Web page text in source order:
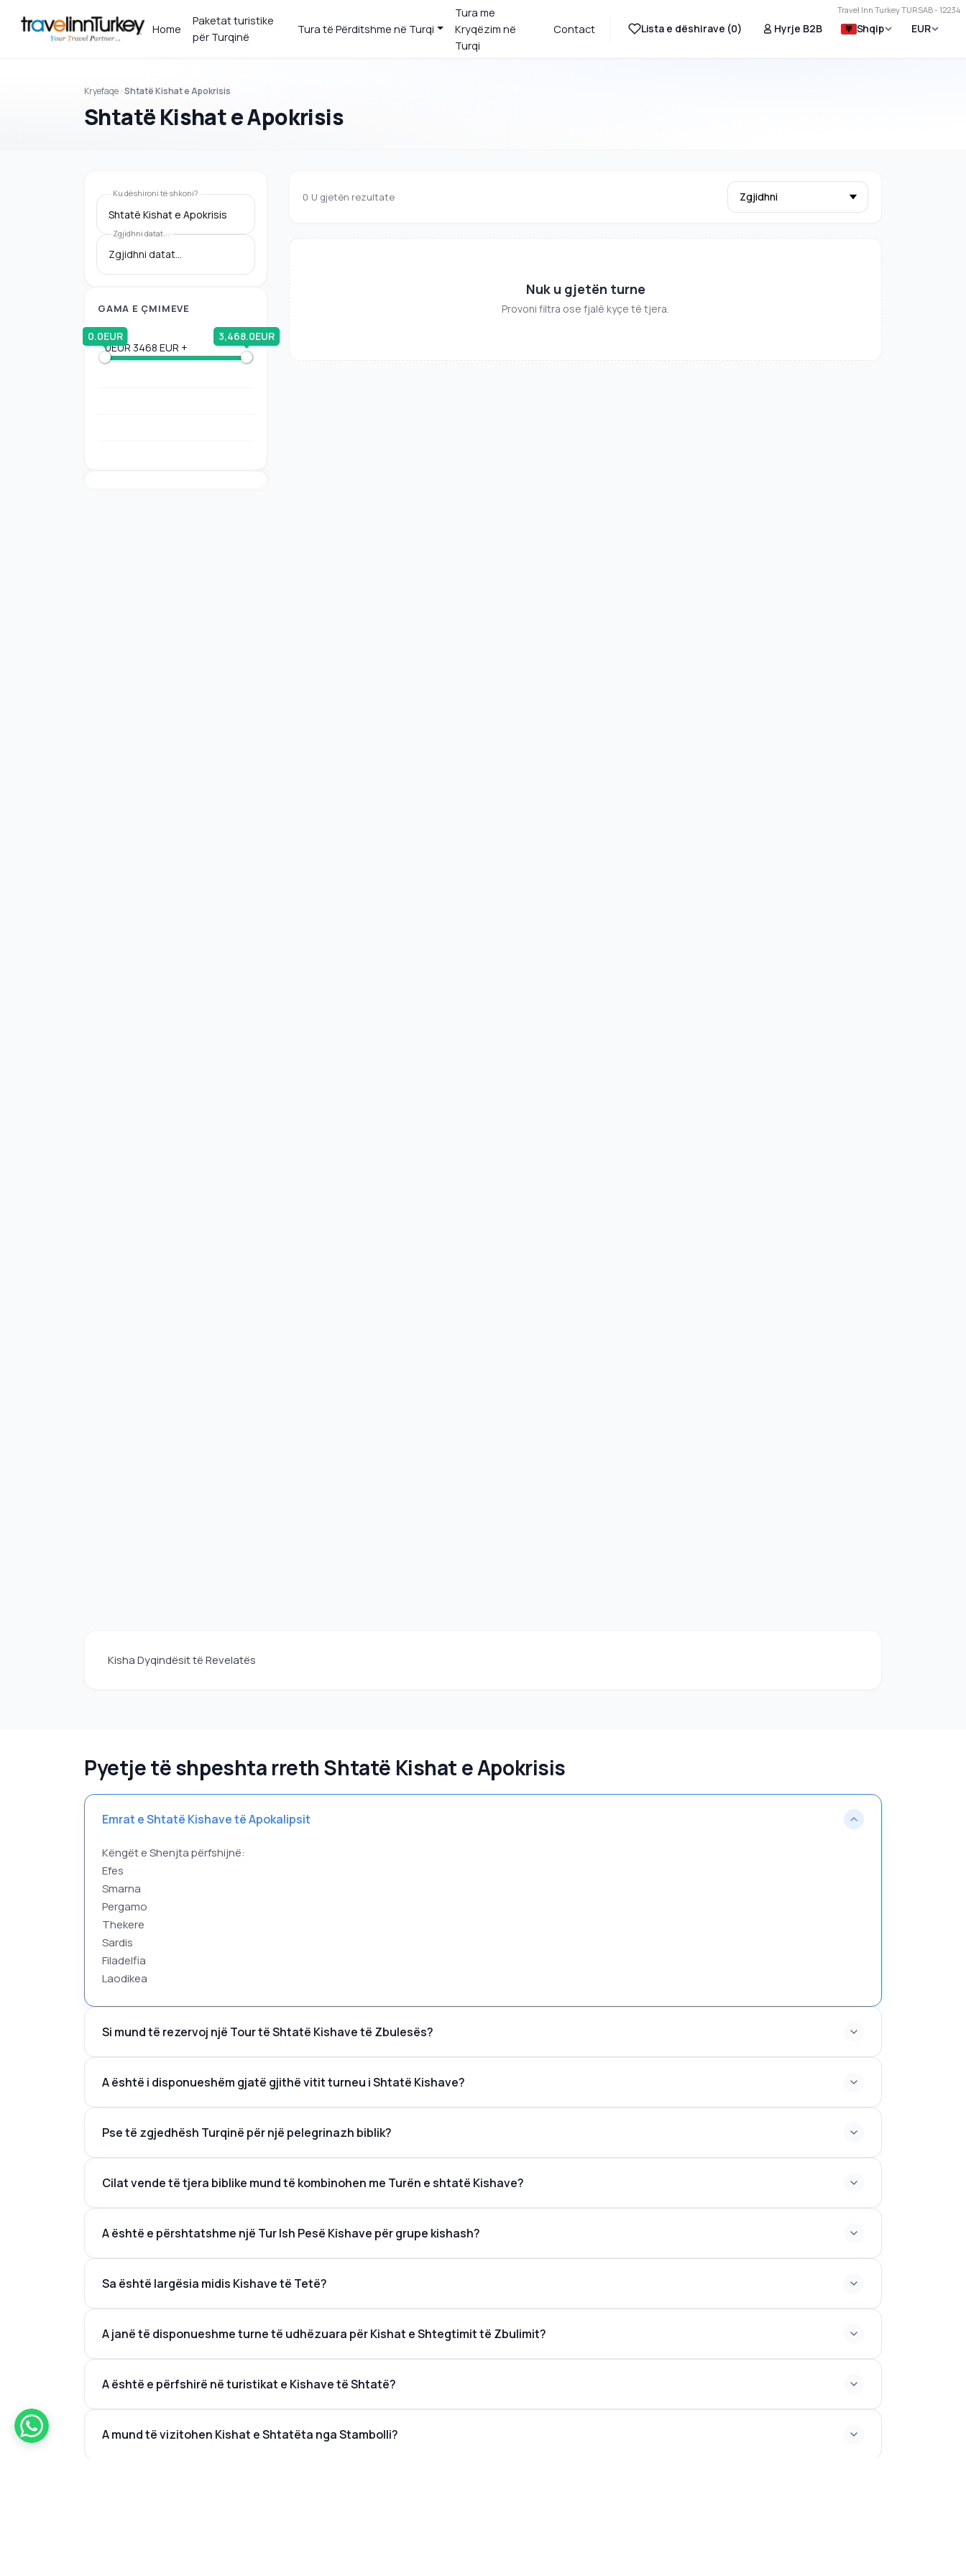
Travel Inn Turkey TURSAB - 12234
Home
Paketat turistike
për Turqinë
Tura të Përditshme në Turqi
Tura me
Kryqëzim në
Turqi
Contact Lista e dëshirave (0) Hyrje B2B Shqip EUR
Kryefaqe Shtatë Kishat e Apokrisis
Shtatë Kishat e Apokrisis
Ku dëshironi të shkoni?
Shtatë Kishat e Apokrisis
Zgjidhni datat...
GAMA E ÇMIMEVE
0EUR 3468 EUR +
0.0EUR 3,468.0EUR
0 U gjetën rezultate
Nuk u gjetën turne
Provoni filtra ose fjalë kyçe të tjera.
Kisha Dyqindësit të Revelatës
Pyetje të shpeshta rreth Shtatë Kishat e Apokrisis
Emrat e Shtatë Kishave të Apokalipsit
Këngët e Shenjta përfshijnë:
Efes
Smarna
Pergamo
Thekere
Sardis
Filadelfia
Laodikea
Si mund të rezervoj një Tour të Shtatë Kishave të Zbulesës?
A është i disponueshëm gjatë gjithë vitit turneu i Shtatë Kishave?
Pse të zgjedhësh Turqinë për një pelegrinazh biblik?
Cilat vende të tjera biblike mund të kombinohen me Turën e shtatë Kishave?
A është e përshtatshme një Tur Ish Pesë Kishave për grupe kishash?
Sa është largësia midis Kishave të Tetë?
A janë të disponueshme turne të udhëzuara për Kishat e Shtegtimit të Zbulimit?
A është e përfshirë në turistikat e Kishave të Shtatë?
A mund të vizitohen Kishat e Shtatëta nga Stambolli?